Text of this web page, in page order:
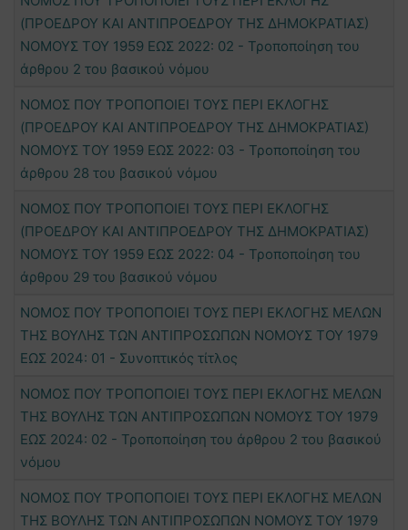
(ΠΡΟΕΔΡΟΥ ΚΑΙ ΑΝΤΙΠΡΟΕΔΡΟΥ ΤΗΣ ΔΗΜΟΚΡΑΤΙΑΣ)
ΝΟΜΟΥΣ ΤΟΥ 1959 ΕΩΣ 2022: 02 - Τροποποίηση του
άρθρου 2 του βασικού νόμου
ΝΟΜΟΣ ΠΟΥ ΤΡΟΠΟΠΟΙΕΙ ΤΟΥΣ ΠΕΡΙ ΕΚΛΟΓΗΣ
(ΠΡΟΕΔΡΟΥ ΚΑΙ ΑΝΤΙΠΡΟΕΔΡΟΥ ΤΗΣ ΔΗΜΟΚΡΑΤΙΑΣ)
ΝΟΜΟΥΣ ΤΟΥ 1959 ΕΩΣ 2022: 03 - Τροποποίηση του
άρθρου 28 του βασικού νόμου
ΝΟΜΟΣ ΠΟΥ ΤΡΟΠΟΠΟΙΕΙ ΤΟΥΣ ΠΕΡΙ ΕΚΛΟΓΗΣ
(ΠΡΟΕΔΡΟΥ ΚΑΙ ΑΝΤΙΠΡΟΕΔΡΟΥ ΤΗΣ ΔΗΜΟΚΡΑΤΙΑΣ)
ΝΟΜΟΥΣ ΤΟΥ 1959 ΕΩΣ 2022: 04 - Τροποποίηση του
άρθρου 29 του βασικού νόμου
ΝΟΜΟΣ ΠΟΥ ΤΡΟΠΟΠΟΙΕΙ ΤΟΥΣ ΠΕΡΙ ΕΚΛΟΓΗΣ ΜΕΛΩΝ
ΤΗΣ ΒΟΥΛΗΣ ΤΩΝ ΑΝΤΙΠΡΟΣΩΠΩΝ ΝΟΜΟΥΣ ΤΟΥ 1979
ΕΩΣ 2024: 01 - Συνοπτικός τίτλος
ΝΟΜΟΣ ΠΟΥ ΤΡΟΠΟΠΟΙΕΙ ΤΟΥΣ ΠΕΡΙ ΕΚΛΟΓΗΣ ΜΕΛΩΝ
ΤΗΣ ΒΟΥΛΗΣ ΤΩΝ ΑΝΤΙΠΡΟΣΩΠΩΝ ΝΟΜΟΥΣ ΤΟΥ 1979
ΕΩΣ 2024: 02 - Τροποποίηση του άρθρου 2 του βασικού
νόμου
ΝΟΜΟΣ ΠΟΥ ΤΡΟΠΟΠΟΙΕΙ ΤΟΥΣ ΠΕΡΙ ΕΚΛΟΓΗΣ ΜΕΛΩΝ
ΤΗΣ ΒΟΥΛΗΣ ΤΩΝ ΑΝΤΙΠΡΟΣΩΠΩΝ ΝΟΜΟΥΣ ΤΟΥ 1979